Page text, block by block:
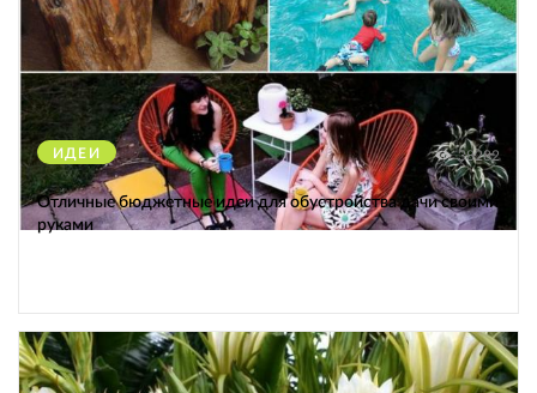
ИДЕИ 38282
Отличные бюджетные идеи для обустройства дачи своими
руками